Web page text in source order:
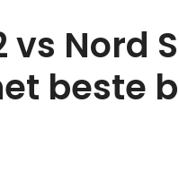
vs Nord
beste